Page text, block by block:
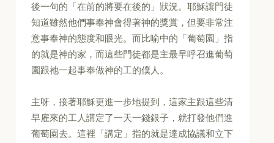
後一句的「在前的將要在後的」狀況。耶穌讓門徒
知道雖然他們事奉神會得著神的獎賞，但要非常注
意事奉神的態度和眼光。而比喻中的「葡萄園」指
的就是神的家，而這些門徒都是主最早呼召進葡萄
園跟祂一起事奉做神的工的僕人。
主呀，接著耶穌更進一步地提到，這家主跟這些清
早雇來的工人講定了一天一錢銀子，就打發他們進
葡萄園去。這裡「講定」指的就是達成協議和立下